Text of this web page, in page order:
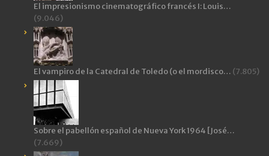
El impresionismo cinematográfico francés I: Louis…
(9.046)
El vampiro de la Catedral de Toledo (o el mordisco… (7.805)
Sobre el pabellón español de Nueva York 1964 [José…
(7.669)